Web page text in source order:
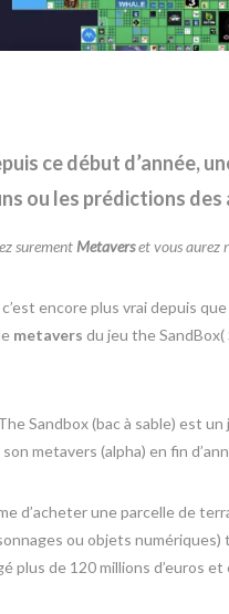
ce début d’année,
ou les prédictions des
surement Metaverset vous aurez
encore plus vrai depuis que
metavers du jeu the
Sandbox (bac à sable) est
metavers (alpha) en fin
d’acheter une parcelle de
ou objets numériques)
plus de 120 millions d’euros